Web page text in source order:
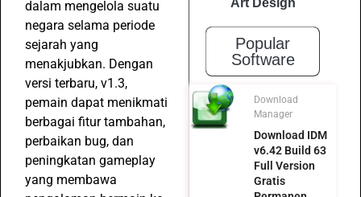
dalam mengelola suatu
negara selama periode
sejarah yang
menakjubkan. Dengan
versi terbaru, v1.3,
pemain dapat menikmati
berbagai fitur tambahan,
perbaikan bug, dan
peningkatan gameplay
yang membawa
Art Design
Popular
Software
Download
Manager
Download IDM
v6.42 Build 63
Full Version
Gratis